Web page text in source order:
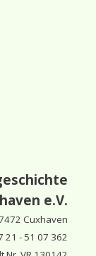
e.V.
Cuxhaven
21 - 51 07 362